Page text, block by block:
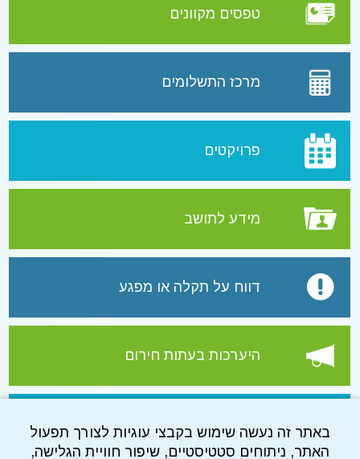
באתר זה נעשה שימוש בקבצי עוגיות לצורך תפעול
האתר, ניתוחים סטטיסטיים, שיפור חוויית הגלישה,
טפסים מקוונים
מרכז התשלומים
פרויקטים
מידע לתושב
דווח על תקלה או מפגע
היערכות בעתות חירום
עמוד הפייסבוק של התאגיד